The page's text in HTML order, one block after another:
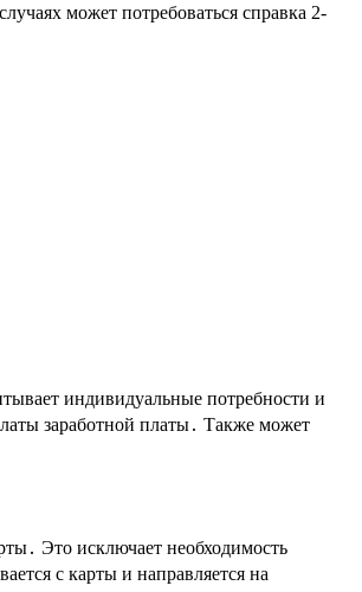
может потребоваться справка 2-
индивидуальные потребности и
заработной платы․ Также может
Это исключает необходимость
с карты и направляется на